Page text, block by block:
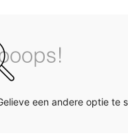
een andere optie te